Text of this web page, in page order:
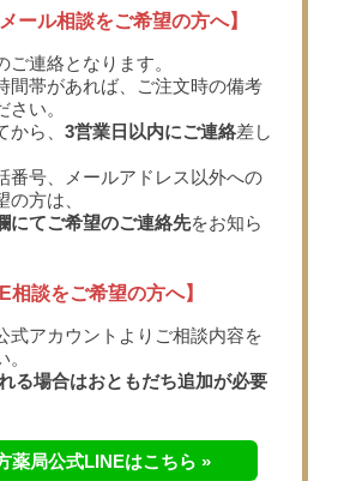
ール相談をご希望の方へ】
ご連絡となります。
間帯があれば、ご注文時の備考
さい。
から、3営業日以内にご連絡差し
番号、メールアドレス以外への
の方は、
にてご希望のご連絡先をお知ら
相談をご希望の方へ】
式アカウントよりご相談内容を
る場合はおともだち追加が必要
薬局公式LINEはこちら »